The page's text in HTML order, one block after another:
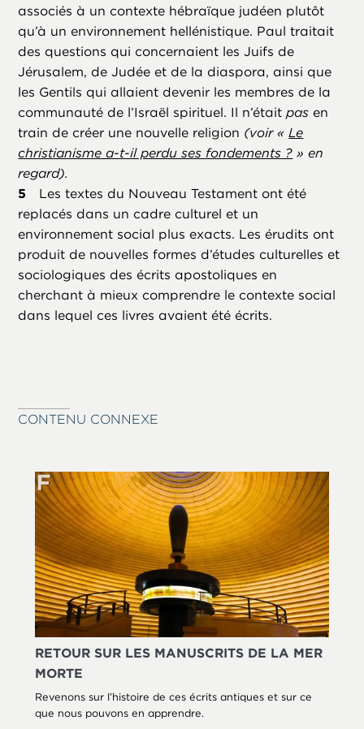
associés à un contexte hébraïque judéen plutôt
qu’à un environnement hellénistique. Paul traitait
des questions qui concernaient les Juifs de
Jérusalem, de Judée et de la diaspora, ainsi que
les Gentils qui allaient devenir les membres de la
communauté de l’Israël spirituel. Il n’étaitpas en
train de créer une nouvelle religion (voir «Le
christianisme a-t-il perdu ses fondements ? » en
regard).
Les textes du Nouveau Testament ont été
replacés dans un cadre culturel et un
environnement social plus exacts. Les érudits ont
produit de nouvelles formes d’études culturelles et
sociologiques des écrits apostoliques en
cherchant à mieux comprendre le contexte social
dans lequel ces livres avaient été écrits.
CONTENU CONNEXE
RETOUR SUR LES MANUSCRITS DE LA MER
MORTE
Revenons sur l’histoire de ces écrits antiques et sur ce
que nous pouvons en apprendre.